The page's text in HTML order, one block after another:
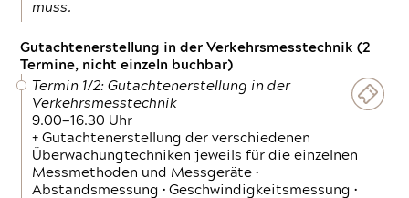
muss.
Gutachtenerstellung in der Verkehrsmesstechnik (2
Termine, nicht einzeln buchbar)
Termin 1/2: Gutachtenerstellung in der
Verkehrsmesstechnik
9.00—16.30 Uhr
+ Gutachtenerstellung der verschiedenen
Überwachungtechniken jeweils für die einzelnen
Messmethoden und Messgeräte •
Abstandsmessung • Geschwindigkeitsmessung •